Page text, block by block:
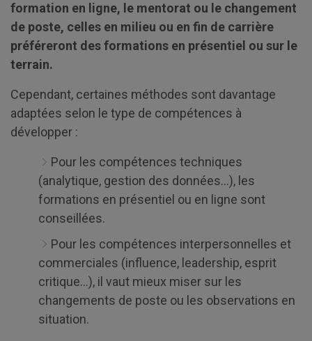
formation en ligne, le mentorat ou le changement
de poste, celles en milieu ou en fin de carrière
préféreront des formations en présentiel ou sur le
terrain.
Cependant, certaines méthodes sont davantage
adaptées selon le type de compétences à
développer :
Pour les compétences techniques
(analytique, gestion des données…), les
formations en présentiel ou en ligne sont
conseillées.
Pour les compétences interpersonnelles et
commerciales (influence, leadership, esprit
critique…), il vaut mieux miser sur les
changements de poste ou les observations en
situation.